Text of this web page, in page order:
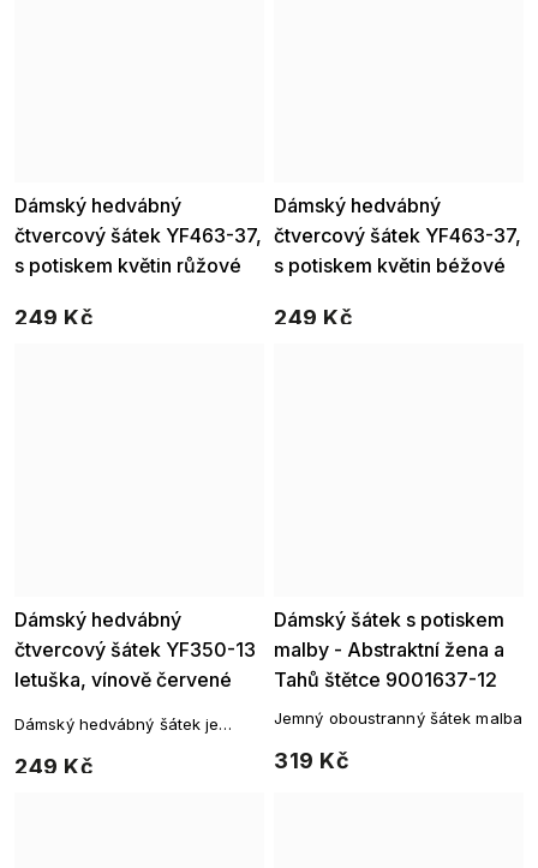
Dámský hedvábný
čtvercový šátek YF463-37,
s potiskem květin růžové
249 Kč
Dámský hedvábný
čtvercový šátek YF463-37,
s potiskem květin béžové
249 Kč
Dámský hedvábný
čtvercový šátek YF350-13
letuška, vínově červené
249 Kč
Dámský hedvábný šátek je
ho uvázat kolem krku na mnoho
Dámský šátek s potiskem
malby - Abstraktní žena a
Tahů štětce 9001637-12
319 Kč
Jemný oboustranný šátek malba